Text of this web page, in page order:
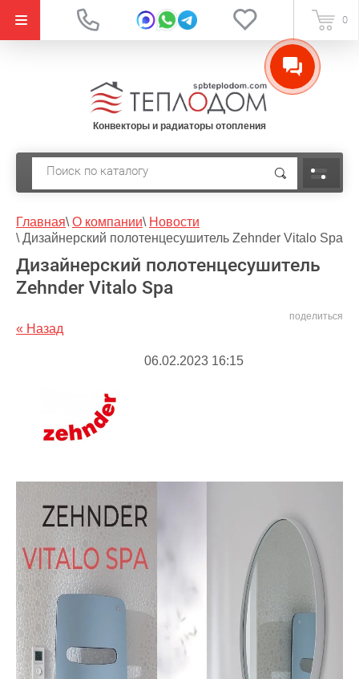
0
Конвекторы и радиаторы отопления
Главная\ О компании\ Новости
\ Дизайнерский полотенцесушитель Zehnder Vitalo Spa
Дизайнерский полотенцесушитель
Zehnder Vitalo Spa
поделиться
« Назад
06.02.2023 16:15